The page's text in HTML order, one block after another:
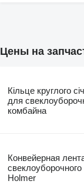
Цены на
Кільце круглого
для
комбайна
Конвейерная
Holmer